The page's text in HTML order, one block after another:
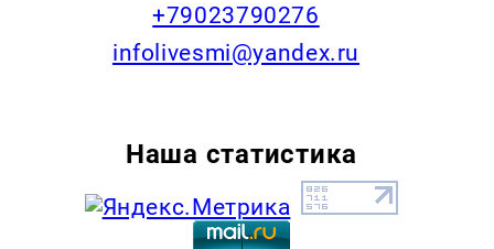
+79023790276
infolivesmi@yandex.ru
Наша статистика